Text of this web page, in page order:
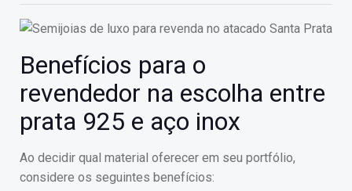
Benefícios para o
revendedor na escolha entre
prata 925 e aço inox
Ao decidir qual material oferecer em seu portfólio,
considere os seguintes benefícios: